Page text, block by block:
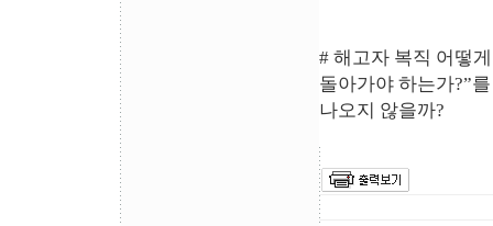
# 해고자 복직 어떻
돌아가야 하는가?”
나오지 않을까?